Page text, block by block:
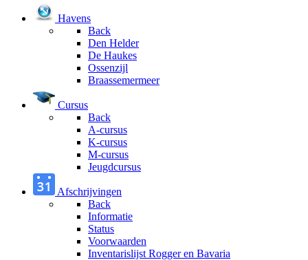
Havens
Back
Den Helder
De Haukes
Ossenzijl
Braassemermeer
Cursus
Back
A-cursus
K-cursus
M-cursus
Jeugdcursus
Afschrijvingen
Back
Informatie
Status
Voorwaarden
Inventarislijst Rogger en Bavaria